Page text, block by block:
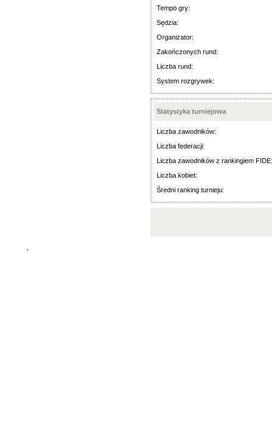
Tempo gry:
Sędzia:
Organizator:
Zakończonych rund:
Liczba rund:
System rozgrywek:
Statystyka turniejowa
Liczba zawodników:
Liczba federacji:
Liczba zawodników z rankingiem FIDE:
Liczba kobiet:
Średni ranking turnieju:
'